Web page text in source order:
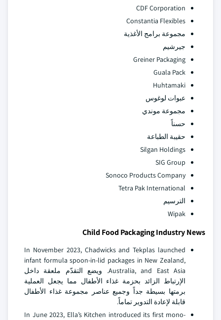
CDF Corporation
Constantia Flexibles
مجموعة برامج الأغذية
جيرشيم
Greiner Packaging
Guala Pack
Huhtamaki
عبوات لوغوس
مجموعة موندي
حسناً
حقيبة الطباعة
Silgan Holdings
SIG Group
Sonoco Products Company
Tetra Pak International
الترسيم
Wipak
Child Food Packaging Industry News
In November 2023, Chadwicks and Tekplas launched
infant formula spoon-in-lid packages in New Zealand,
Australia, and East Asia. ويضع التقدّم ملعقة داخل
الإرتباط الزائد بحزمة غذاء الأطفال مما يجعل العملية
برمتها بسيطة جداً وجميع عناصر مجموعة غذاء الأطفال
قابلة لإعادة التدوير تماماً.
In June 2023, Ella’s Kitchen introduced its first mono-